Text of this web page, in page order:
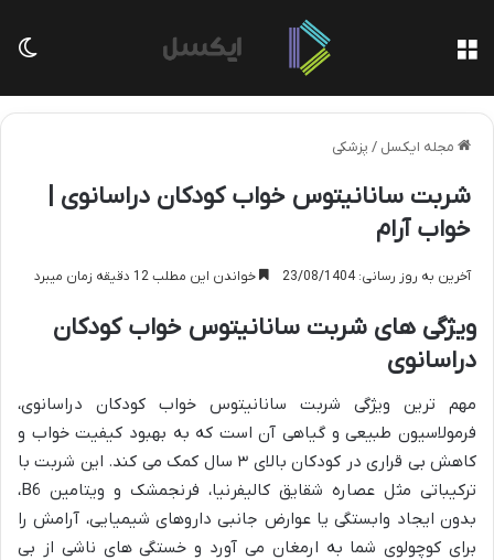
مجله ایکسل / پزشکی
شربت سانانیتوس خواب کودکان دراسانوی |
خواب آرام
آخرین به روز رسانی: 23/08/1404 خواندن این مطلب 12 دقیقه زمان میبرد
ویژگی های شربت سانانیتوس خواب کودکان
دراسانوی
مهم ترین ویژگی شربت سانانیتوس خواب کودکان دراسانوی،
فرمولاسیون طبیعی و گیاهی آن است که به بهبود کیفیت خواب و
کاهش بی قراری در کودکان بالای ۳ سال کمک می کند. این شربت با
ترکیباتی مثل عصاره شقایق کالیفرنیا، فرنجمشک و ویتامین B6،
بدون ایجاد وابستگی یا عوارض جانبی داروهای شیمیایی، آرامش را
برای کوچولوی شما به ارمغان می آورد و خستگی های ناشی از بی